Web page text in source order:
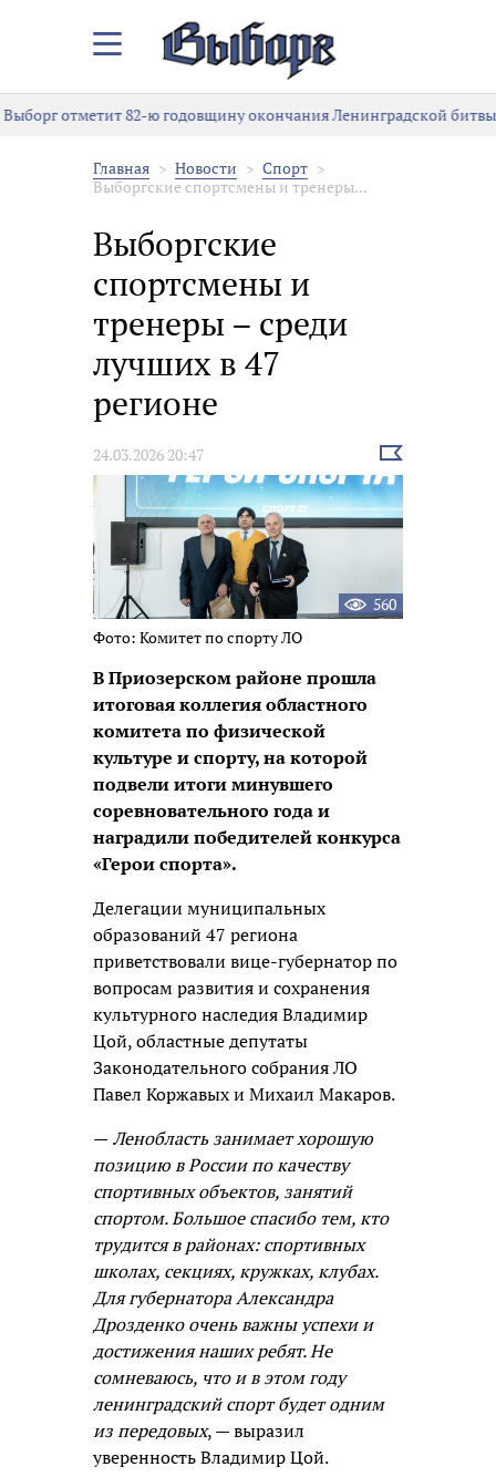
Закрыть/
меню
Выборг отметит 82-ю годовщину окончания Ленинградской битвы
Главная Новости
Спорт
Выборгские спортсмены и тренеры...
Выборгские
спортсмены и
тренеры – среди
лучших в 47
регионе
24.03.2026 20:47
Выбрать
новость
560
Фото: Комитет по спорту ЛО
В Приозерском районе прошла
итоговая коллегия областного
комитета по физической
культуре и спорту, на которой
подвели итоги минувшего
соревновательного года и
наградили победителей конкурса
«Герои спорта».
Делегации муниципальных
образований 47 региона
приветствовали вице-губернатор по
вопросам развития и сохранения
культурного наследия Владимир
Цой, областные депутаты
Законодательного собрания ЛО
Павел Коржавых и Михаил Макаров.
— Ленобласть занимает хорошую
позицию в России по качеству
спортивных объектов, занятий
спортом. Большое спасибо тем, кто
трудится в районах: спортивных
школах, секциях, кружках, клубах.
Для губернатора Александра
Дрозденко очень важны успехи и
достижения наших ребят. Не
сомневаюсь, что и в этом году
ленинградский спорт будет одним
из передовых, — выразил
уверенность Владимир Цой.